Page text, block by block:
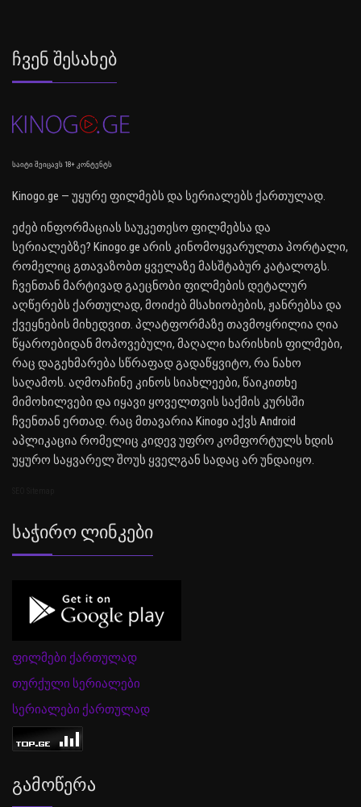
Ჩვენ Შესახებ
საიტი შეიცავს 18+ კონტენტს
Kinogo.ge — უყურე ფილმებს და სერიალებს ქართულად.
ეძებ ინფორმაციას საუკეთესო ფილმებსა და
სერიალებზე? Kinogo.ge არის კინომოყვარულთა პორტალი,
რომელიც გთავაზობთ ყველაზე მასშტაბურ კატალოგს.
ჩვენთან მარტივად გაეცნობი ფილმების დეტალურ
აღწერებს ქართულად, მოიძებ მსახიობების, ჟანრებსა და
ქვეყნების მიხედვით. პლატფორმაზე თავმოყრილია ღია
წყაროებიდან მოპოვებული, მაღალი ხარისხის ფილმები,
რაც დაგეხმარება სწრაფად გადაწყვიტო, რა ნახო
საღამოს. აღმოაჩინე კინოს სიახლეები, წაიკითხე
მიმოხილვები და იყავი ყოველთვის საქმის კურსში
ჩვენთან ერთად. რაც მთავარია Kinogo აქვს Android
აპლიკაცია რომელიც კიდევ უფრო კომფორტულს ხდის
უყურო საყვარელ შოუს ყველგან სადაც არ უნდაიყო.
Საჭირო Ლინკები
ფილმები ქართულად
თურქული სერიალები
სერიალები ქართულად
Გამოწერა